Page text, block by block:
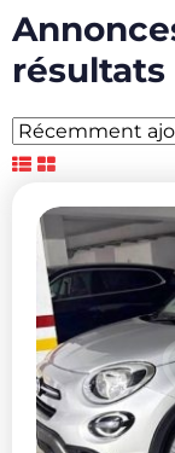
résultats